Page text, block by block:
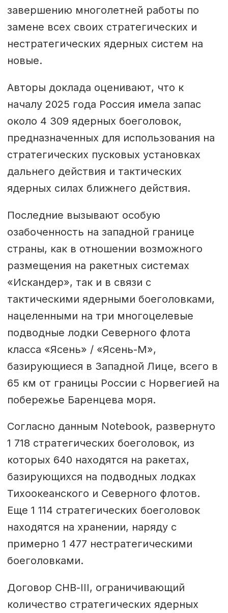
завершению многолетней работы по
замене всех своих стратегических и
нестратегических ядерных систем на
новые.
Авторы доклада оценивают, что к
началу 2025 года Россия имела запас
около 4 309 ядерных боеголовок,
предназначенных для использования на
стратегических пусковых установках
дальнего действия и тактических
ядерных силах ближнего действия.
Последние вызывают особую
озабоченность на западной границе
страны, как в отношении возможного
размещения на ракетных системах
«Искандер», так и в связи с
тактическими ядерными боеголовками,
нацеленными на три многоцелевые
подводные лодки Северного флота
класса «Ясень» / «Ясень-М»,
базирующиеся в Западной Лице, всего в
65 км от границы России с Норвегией на
побережье Баренцева моря.
Согласно данным Notebook, развернуто
1 718 стратегических боеголовок, из
которых 640 находятся на ракетах,
базирующихся на подводных лодках
Тихоокеанского и Северного флотов.
Еще 1 114 стратегических боеголовок
находятся на хранении, наряду с
примерно 1 477 нестратегическими
боеголовками.
Договор СНВ-III, ограничивающий
количество стратегических ядерных